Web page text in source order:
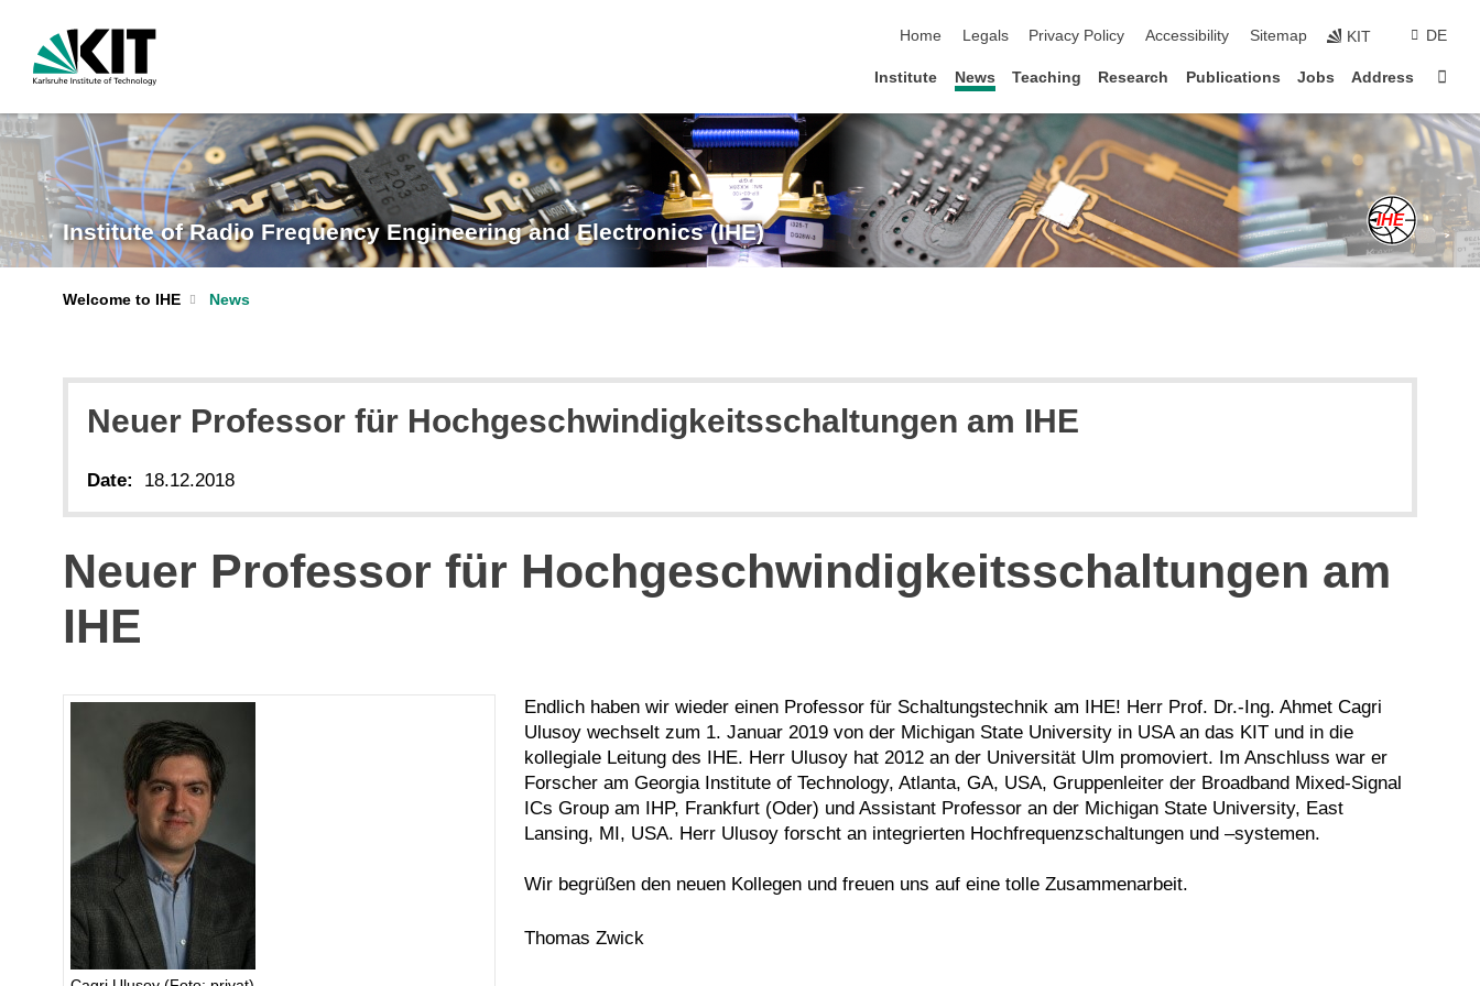
Home
Legals Privacy Policy Accessibility Sitemap KIT DE
Institute News Teaching Research Publications Jobs Address
Institute of Radio Frequency Engineering and Electronics (IHE)
Welcome to IHE News
Neuer Professor für Hochgeschwindigkeitsschaltungen am IHE
Date: 18.12.2018
Neuer Professor für Hochgeschwindigkeitsschaltungen am
IHE
Endlich haben wir wieder einen Professor für Schaltungstechnik am IHE! Herr Prof. Dr.-Ing. Ahmet Cagri
Ulusoy wechselt zum 1. Januar 2019 von der Michigan State University in USA an das KIT und in die
kollegiale Leitung des IHE. Herr Ulusoy hat 2012 an der Universität Ulm promoviert. Im Anschluss war er
Forscher am Georgia Institute of Technology, Atlanta, GA, USA, Gruppenleiter der Broadband Mixed-Signal
ICs Group am IHP, Frankfurt (Oder) und Assistant Professor an der Michigan State University, East
Lansing, MI, USA. Herr Ulusoy forscht an integrierten Hochfrequenzschaltungen und –systemen.
Wir begrüßen den neuen Kollegen und freuen uns auf eine tolle Zusammenarbeit.
Thomas Zwick